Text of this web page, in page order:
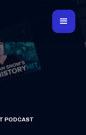
PODCAST